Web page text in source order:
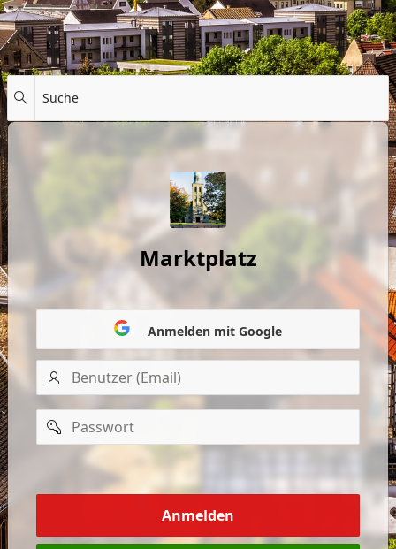
Suche
Marktplatz
Anmelden mit Google
Benutzer
(Email)
Passwort
Anmelden